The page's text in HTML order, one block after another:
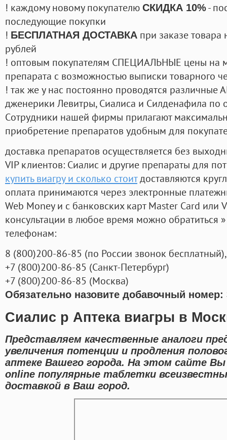
! каждому новому покупателю СКИДКА 10%-
последующие покупки
! БЕСПЛАТНАЯ ДОСТАВКА при заказе
рублей
! оптовым покупателям СПЕЦИАЛЬНЫЕ цены на
препарата с возможностью выписки товарного
! так же у нас постоянно проводятся
дженерики Левитры, Сиалиса и Силденафила по
Cотрудники нашей фирмы прилагают
приобретение препаратов удобным для
доставка препаратов осуществляется без
VIP клиентов: Сиалис и другие препараты для
купить виагру и сколько стоитдоставляются
оплата принимаются через электронные
Web Money и с банковских карт Master Card или
консультации в любое время можно обратиться
телефонам:
8 (800)200-86-85 (по России звонок бесплатный),
+7 (800)200-86-85 (Санкт-Петербург)
+7 (800)200-86-85 (Москва)
Обязательно назовите добавочный номер:
Сиалис p Аптека виагры в
Представляем качественные аналоги
увеличения потенции и продления
аптеке Вашего города. На этом сайте
online популярные таблетки
доставкой в Ваш город.